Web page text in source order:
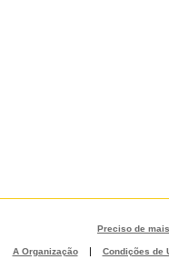
Preciso de
A Organização | Condições de